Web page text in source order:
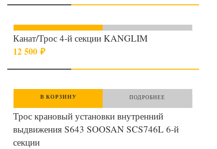
Канат/Трос 4-й секции KANGLIM
12 500 ₽
В КОРЗИНУ ПОДРОБНЕЕ
Трос крановый установки внутренний
выдвижения S643 SOOSAN SCS746L 6-й
секции